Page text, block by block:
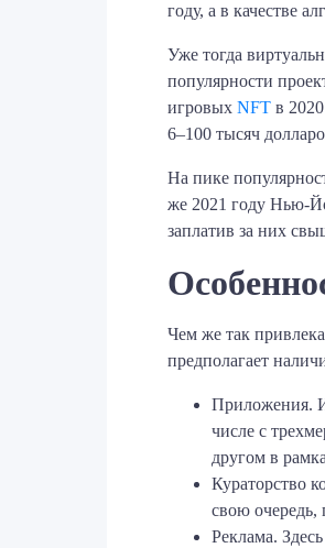
году, а в качестве
Уже тогда
популярности
игровых NFT в
6–100 тысяч
На пике
же 2021 году Нью-
заплатив за них
Чем же так
предполагает
Приложения.
числе с
другом в
Кураторство
свою очередь,
Реклама.